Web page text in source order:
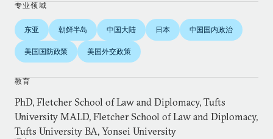
律与外交学院的硕士和博士学位。
李正民于1985年至1988年在马萨诸塞州剑桥市的外
交政策分析研究所任职，开始了自己的智库生涯，
员。1994年至1995年，他任东京国立国防研究所访
问学者，并于1995年至1998年在兰德公司担任政策
分析师。他曾于2004年至2005年在日本的政策研
专业领域
东亚 朝鲜半岛 中国大陆 日本 中国国内政治
美国国防政策 美国外交政策
教育
PhD, Fletcher School of Law and Diplomacy, Tufts
University MALD, Fletcher School of Law and Diplomacy,
Tufts University BA, Yonsei University